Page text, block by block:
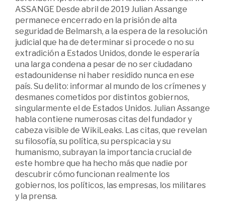
ASSANGE Desde abril de 2019 Julian Assange
permanece encerrado en la prisión de alta
seguridad de Belmarsh, a la espera de la resolución
judicial que ha de determinar si procede o no su
extradición a Estados Unidos, donde le esperaría
una larga condena a pesar de no ser ciudadano
estadounidense ni haber residido nunca en ese
país. Su delito: informar al mundo de los crímenes y
desmanes cometidos por distintos gobiernos,
singularmente el de Estados Unidos. Julian Assange
habla contiene numerosas citas del fundador y
cabeza visible de WikiLeaks. Las citas, que revelan
su filosofía, su política, su perspicacia y su
humanismo, subrayan la importancia crucial de
este hombre que ha hecho más que nadie por
descubrir cómo funcionan realmente los
gobiernos, los políticos, las empresas, los militares
y la prensa.